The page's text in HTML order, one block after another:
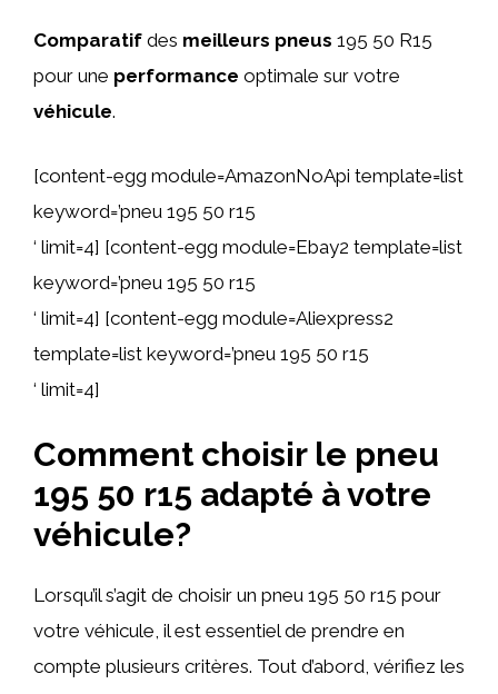
Comparatif des meilleurs pneus 195 50 R15
pour une performance optimale sur votre
véhicule.
[content-egg module=AmazonNoApi template=list
keyword=’pneu 195 50 r15
‘ limit=4] [content-egg module=Ebay2 template=list
keyword=’pneu 195 50 r15
‘ limit=4] [content-egg module=Aliexpress2
template=list keyword=’pneu 195 50 r15
‘ limit=4]
Comment choisir le pneu
195 50 r15 adapté à votre
véhicule?
Lorsqu’il s’agit de choisir un pneu 195 50 r15 pour
votre véhicule, il est essentiel de prendre en
compte plusieurs critères. Tout d’abord, vérifiez les